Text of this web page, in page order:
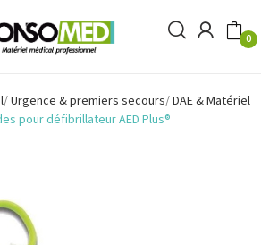
0
Urgence & premiers secours DAE & Matériel
pour défibrillateur AED Plus®